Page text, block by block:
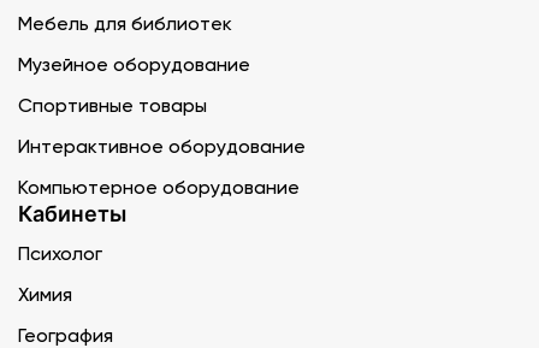
Мебель для библиотек
Музейное оборудование
Спортивные товары
Интерактивное оборудование
Компьютерное оборудование
Кабинеты
Психолог
Химия
География